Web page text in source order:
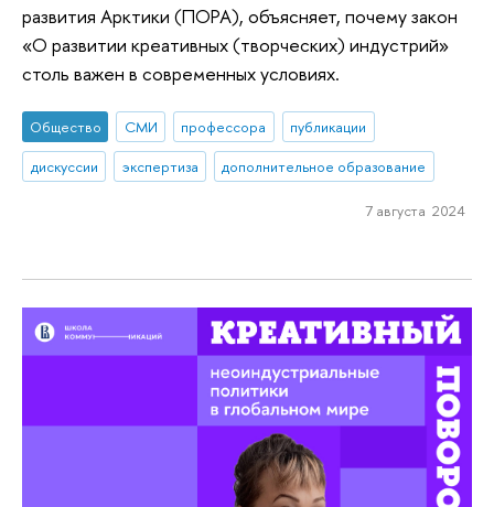
развития Арктики (ПОРА), объясняет, почему закон
«О развитии креативных (творческих) индустрий»
столь важен в современных условиях.
Общество СМИ профессора
публикации
дискуссии
экспертиза дополнительное образование
7 августа 2024